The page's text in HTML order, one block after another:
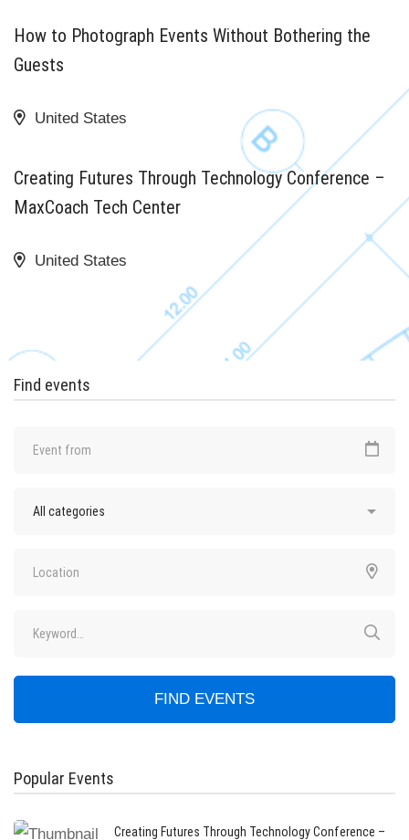
Find events
FIND EVENTS
Popular Events
Creating Futures Through Technology Conference –
How to Photograph Events Without Bothering the
Guests
United States
18 AOÛT 2020
Creating Futures Through Technology Conference –
MaxCoach Tech Center
United States